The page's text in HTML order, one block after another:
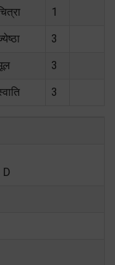
1
3
3
3
D